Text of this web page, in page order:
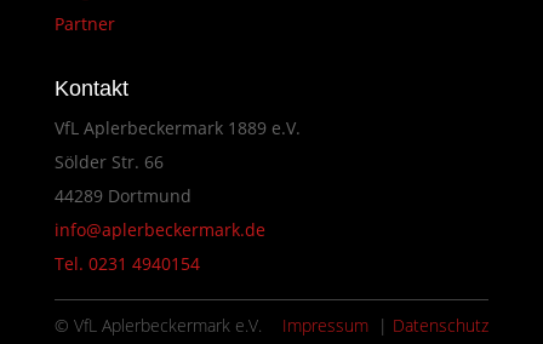
Partner
Kontakt
VfL Aplerbeckermark 1889 e.V.
Sölder Str. 66
44289 Dortmund
info@aplerbeckermark.de
Tel. 0231 4940154
© VfL Aplerbeckermark e.V. Impressum | Datenschutz